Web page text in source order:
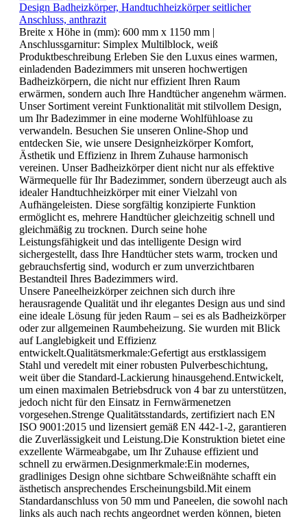
Design Badheizkörper, Handtuchheizkörper seitlicher
Anschluss, anthrazit
Breite x Höhe in (mm): 600 mm x 1150 mm |
Anschlussgarnitur: Simplex Multilblock, weiß
Produktbeschreibung Erleben Sie den Luxus eines warmen,
einladenden Badezimmers mit unseren hochwertigen
Badheizkörpern, die nicht nur effizient Ihren Raum
erwärmen, sondern auch Ihre Handtücher angenehm wärmen.
Unser Sortiment vereint Funktionalität mit stilvollem Design,
um Ihr Badezimmer in eine moderne Wohlfühloase zu
verwandeln. Besuchen Sie unseren Online-Shop und
entdecken Sie, wie unsere Designheizkörper Komfort,
Ästhetik und Effizienz in Ihrem Zuhause harmonisch
vereinen. Unser Badheizkörper dient nicht nur als effektive
Wärmequelle für Ihr Badezimmer, sondern überzeugt auch als
idealer Handtuchheizkörper mit einer Vielzahl von
Aufhängeleisten. Diese sorgfältig konzipierte Funktion
ermöglicht es, mehrere Handtücher gleichzeitig schnell und
gleichmäßig zu trocknen. Durch seine hohe
Leistungsfähigkeit und das intelligente Design wird
sichergestellt, dass Ihre Handtücher stets warm, trocken und
gebrauchsfertig sind, wodurch er zum unverzichtbaren
Bestandteil Ihres Badezimmers wird.
Unsere Paneelheizkörper zeichnen sich durch ihre
herausragende Qualität und ihr elegantes Design aus und sind
eine ideale Lösung für jeden Raum – sei es als Badheizkörper
oder zur allgemeinen Raumbeheizung. Sie wurden mit Blick
auf Langlebigkeit und Effizienz
entwickelt.Qualitätsmerkmale:Gefertigt aus erstklassigem
Stahl und veredelt mit einer robusten Pulverbeschichtung,
weit über die Standard-Lackierung hinausgehend.Entwickelt,
um einen maximalen Betriebsdruck von 4 bar zu unterstützen,
jedoch nicht für den Einsatz in Fernwärmenetzen
vorgesehen.Strenge Qualitätsstandards, zertifiziert nach EN
ISO 9001:2015 und lizensiert gemäß EN 442-1-2, garantieren
die Zuverlässigkeit und Leistung.Die Konstruktion bietet eine
exzellente Wärmeabgabe, um Ihr Zuhause effizient und
schnell zu erwärmen.Designmerkmale:Ein modernes,
gradliniges Design ohne sichtbare Schweißnähte schafft ein
ästhetisch ansprechendes Erscheinungsbild.Mit einem
Standardanschluss von 50 mm und Paneelen, die sowohl nach
links als auch nach rechts angeordnet werden können, bieten